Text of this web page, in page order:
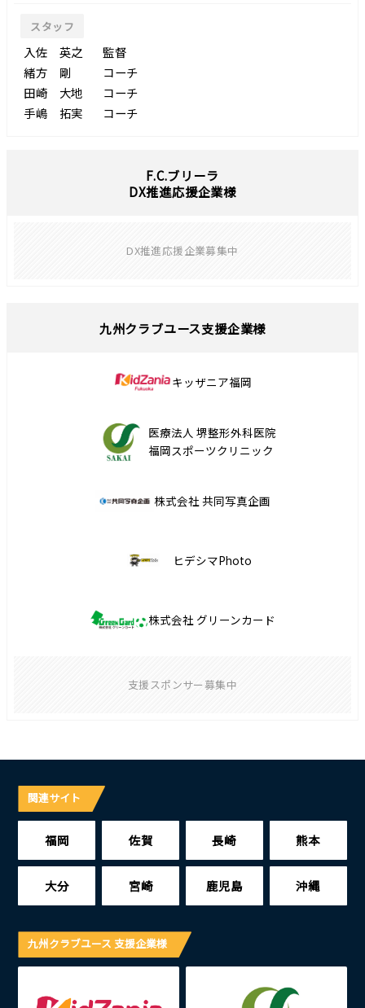
スタッフ
入佐 英之
監督
緒方 剛
コーチ
田崎 大地
コーチ
手嶋 拓実
コーチ
F.C.ブリーラ
DX推進応援企業様
DX推進応援企業募集中
九州クラブユース支援企業様
キッザニア福岡
医療法人 堺整形外科医院
福岡スポーツクリニック
株式会社 共同写真企画
ヒデシマPhoto
株式会社 グリーンカード
支援スポンサー募集中
関連サイト
福岡 佐賀 長崎 熊本
大分 宮崎 鹿児島 沖縄
九州クラブユース 支援企業様